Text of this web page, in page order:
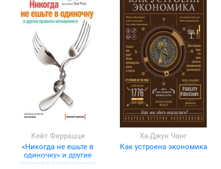
Кейт Феррацци
«Никогда не ешьте в
одиночку» и другие
правила нетворкинга
Ха-Джун Чанг
Как устроена экономика